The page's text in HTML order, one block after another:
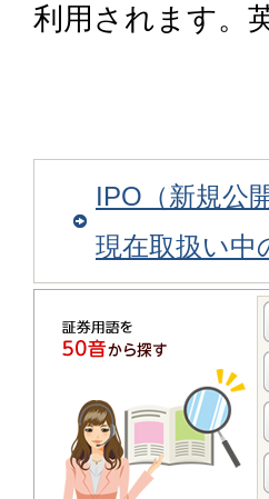
利用されます。
IPO（新規公
現在取扱い中